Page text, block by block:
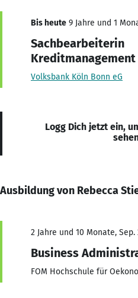
Bis heute 9 Jahre und 1
Sachbearbeiterin
Kreditmanagement
Volksbank Köln Bonn eG
Logg Dich jetzt ein,
Ausbildung von Rebecca
2 Jahre und 10 Monate, Sep.
Business
FOM Hochschule für